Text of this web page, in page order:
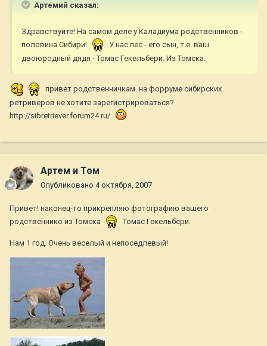
Артемий сказал:
Здравствуйте! На самом деле у Каладиума родственников -
половина Сибири!
У нас пес - его сын, т.е. ваш
двоюродный дядя - Томас Гекельбери. Из Томска.
привет родственничкам. на форруме сибирских
ретриверов не хотите зарегистрироваться?
http://sibretriever.forum24.ru/
Артем и Том
Опубликовано 4 октября, 2007
Привет! наконец-то прикрепляю фотографию вашего
родственнико из Томска
Томас Гекельбери.
Нам 1 год. Очень веселый и непоседлевый!